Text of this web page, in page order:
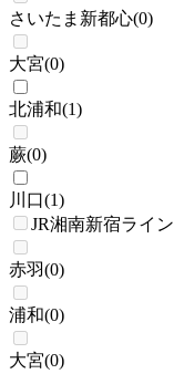
さいたま新都心(0)
大宮(0)
北浦和(1)
蕨(0)
川口(1)
JR湘南新宿ライン
赤羽(0)
浦和(0)
大宮(0)